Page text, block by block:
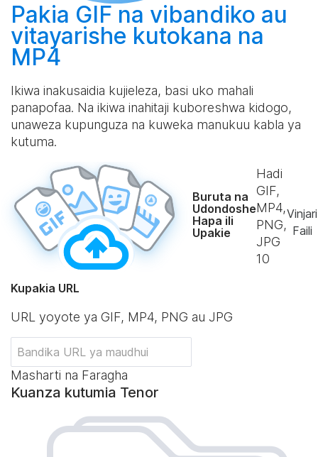
Pakia GIF na vibandiko au
vitayarishe kutokana na
MP4
Ikiwa inakusaidia kujieleza, basi uko mahali
panapofaa. Na ikiwa inahitaji kuboreshwa kidogo,
unaweza kupunguza na kuweka manukuu kabla ya
kutuma.
Buruta na
Udondoshe
Hapa ili
Upakie
Hadi
GIF,
MP4,
PNG,
JPG
10
Vinjari
Faili
Kupakia URL
URL yoyote ya GIF, MP4, PNG au JPG
Masharti na Faragha
Kuanza kutumia Tenor